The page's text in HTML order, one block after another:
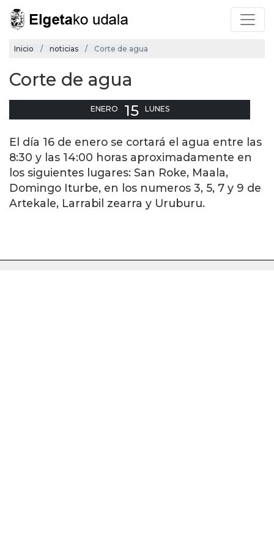
Inicio noticias Corte de agua
Corte de agua
ENERO 15 LUNES
El día 16 de enero se cortará el agua entre las
8:30 y las 14:00 horas aproximadamente en
los siguientes lugares: San Roke, Maala,
Domingo Iturbe, en los numeros 3, 5, 7 y 9 de
Artekale, Larrabil zearra y Uruburu.